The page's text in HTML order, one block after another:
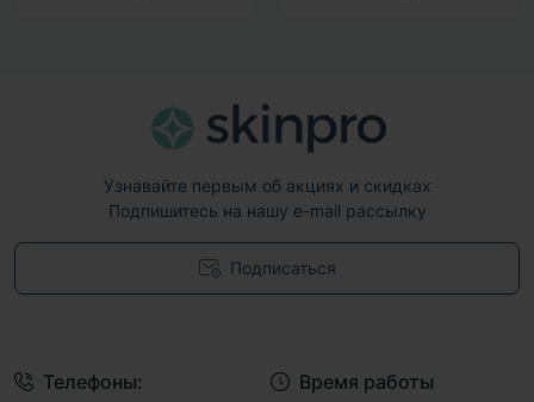
Узнавайте первым об акциях и скидках
Подпишитесь на нашу e-mail рассылку
Подписаться
Телефоны: Время работы